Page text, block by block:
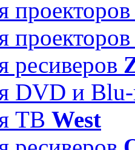
ресиверов
DVD и
ТВ West